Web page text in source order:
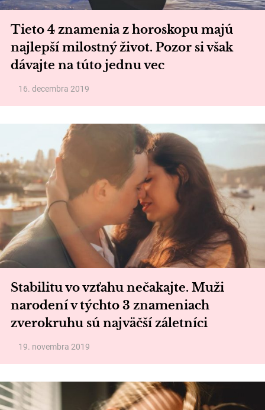
Tieto 4 znamenia z horoskopu majú
najlepší milostný život. Pozor si však
dávajte na túto jednu vec
16. decembra 2019
Stabilitu vo vzťahu nečakajte. Muži
narodení v týchto 3 znameniach
zverokruhu sú najväčší záletníci
19. novembra 2019